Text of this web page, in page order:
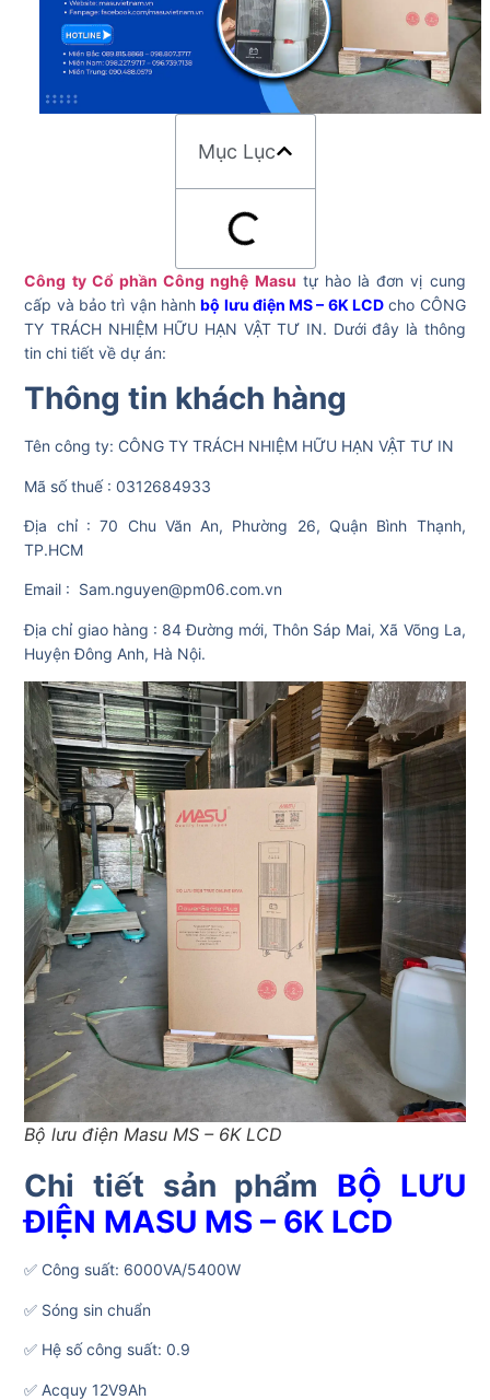
Mục Lục
Công ty Cổ phần Công nghệ Masu tự hào là đơn vị cung
cấp và bảo trì vận hànhbộ lưu điện MS – 6K LCD cho CÔNG
TY TRÁCH NHIỆM HỮU HẠN VẬT TƯ IN. Dưới đây là thông
tin chi tiết về dự án:
Thông tin khách hàng
Tên công ty: CÔNG TY TRÁCH NHIỆM HỮU HẠN VẬT TƯ IN
Mã số thuế : 0312684933
Địa chỉ : 70 Chu Văn An, Phường 26, Quận Bình Thạnh,
TP.HCM
Email : Sam.nguyen@pm06.com.vn
Địa chỉ giao hàng : 84 Đường mới, Thôn Sáp Mai, Xã Võng La,
Huyện Đông Anh, Hà Nội.
Bộ lưu điện Masu MS – 6K LCD
Chi tiết sản phẩm BỘ LƯU
ĐIỆN MASU MS – 6K LCD
✅ Công suất: 6000VA/5400W
✅ Sóng sin chuẩn
✅ Hệ số công suất: 0.9
✅ Acquy 12V9Ah